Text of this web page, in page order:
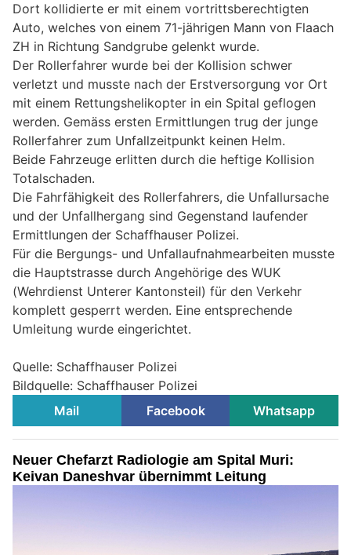
Dort kollidierte er mit einem vortrittsberechtigten
Auto, welches von einem 71-jährigen Mann von Flaach
ZH in Richtung Sandgrube gelenkt wurde.
Der Rollerfahrer wurde bei der Kollision schwer
verletzt und musste nach der Erstversorgung vor Ort
mit einem Rettungshelikopter in ein Spital geflogen
werden. Gemäss ersten Ermittlungen trug der junge
Rollerfahrer zum Unfallzeitpunkt keinen Helm.
Beide Fahrzeuge erlitten durch die heftige Kollision
Totalschaden.
Die Fahrfähigkeit des Rollerfahrers, die Unfallursache
und der Unfallhergang sind Gegenstand laufender
Ermittlungen der Schaffhauser Polizei.
Für die Bergungs- und Unfallaufnahmearbeiten musste
die Hauptstrasse durch Angehörige des WUK
(Wehrdienst Unterer Kantonsteil) für den Verkehr
komplett gesperrt werden. Eine entsprechende
Umleitung wurde eingerichtet.
Quelle: Schaffhauser Polizei
Bildquelle: Schaffhauser Polizei
Mail
Facebook Whatsapp
Neuer Chefarzt Radiologie am Spital Muri:
Keivan Daneshvar übernimmt Leitung